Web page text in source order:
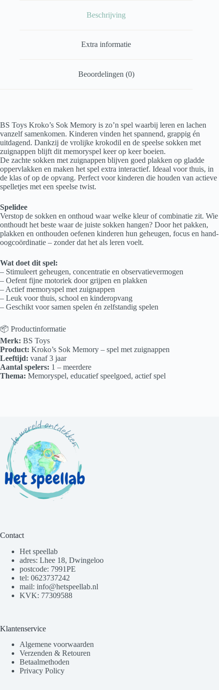
Beschrijving
Extra informatie
Beoordelingen (0)
BS Toys Kroko’s Sok Memory is zo’n spel waarbij leren en lachen
vanzelf samenkomen. Kinderen vinden het spannend, grappig én
uitdagend. Dankzij de vrolijke krokodil en de speelse sokken met
zuignappen blijft dit memoryspel keer op keer boeien.
De zachte sokken met zuignappen blijven goed plakken op gladde
oppervlakken en maken het spel extra interactief. Ideaal voor thuis, in
de klas of op de opvang. Perfect voor kinderen die houden van actieve
spelletjes met een speelse twist.
Spelidee
Verstop de sokken en onthoud waar welke kleur of combinatie zit. Wie
onthoudt het beste waar de juiste sokken hangen? Door het pakken,
plakken en onthouden oefenen kinderen hun geheugen, focus en hand-
oogcoördinatie – zonder dat het als leren voelt.
Wat doet dit spel:
– Stimuleert geheugen, concentratie en observatievermogen
– Oefent fijne motoriek door grijpen en plakken
– Actief memoryspel met zuignappen
– Leuk voor thuis, school en kinderopvang
– Geschikt voor samen spelen én zelfstandig spelen
📦 Productinformatie
Merk: BS Toys
Product: Kroko’s Sok Memory – spel met zuignappen
Leeftijd: vanaf 3 jaar
Aantal spelers: 1 – meerdere
Thema: Memoryspel, educatief speelgoed, actief spel
Contact
Het speellab
adres: Lhee 18, Dwingeloo
postcode: 7991PE
tel: 0623737242
mail: info@hetspeellab.nl
KVK: 77309588
Klantenservice
Algemene voorwaarden
Verzenden & Retouren
Betaalmethoden
Privacy Policy